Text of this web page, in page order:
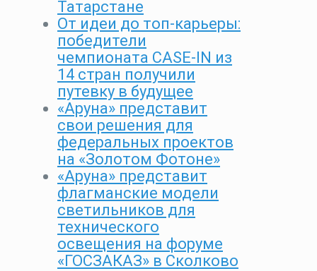
Татарстане
От идеи до топ-карьеры:
победители
чемпионата CASE-IN из
14 стран получили
путевку в будущее
«Аруна» представит
свои решения для
федеральных проектов
на «Золотом Фотоне»
«Аруна» представит
флагманские модели
светильников для
технического
освещения на форуме
«ГОСЗАКАЗ» в Сколково